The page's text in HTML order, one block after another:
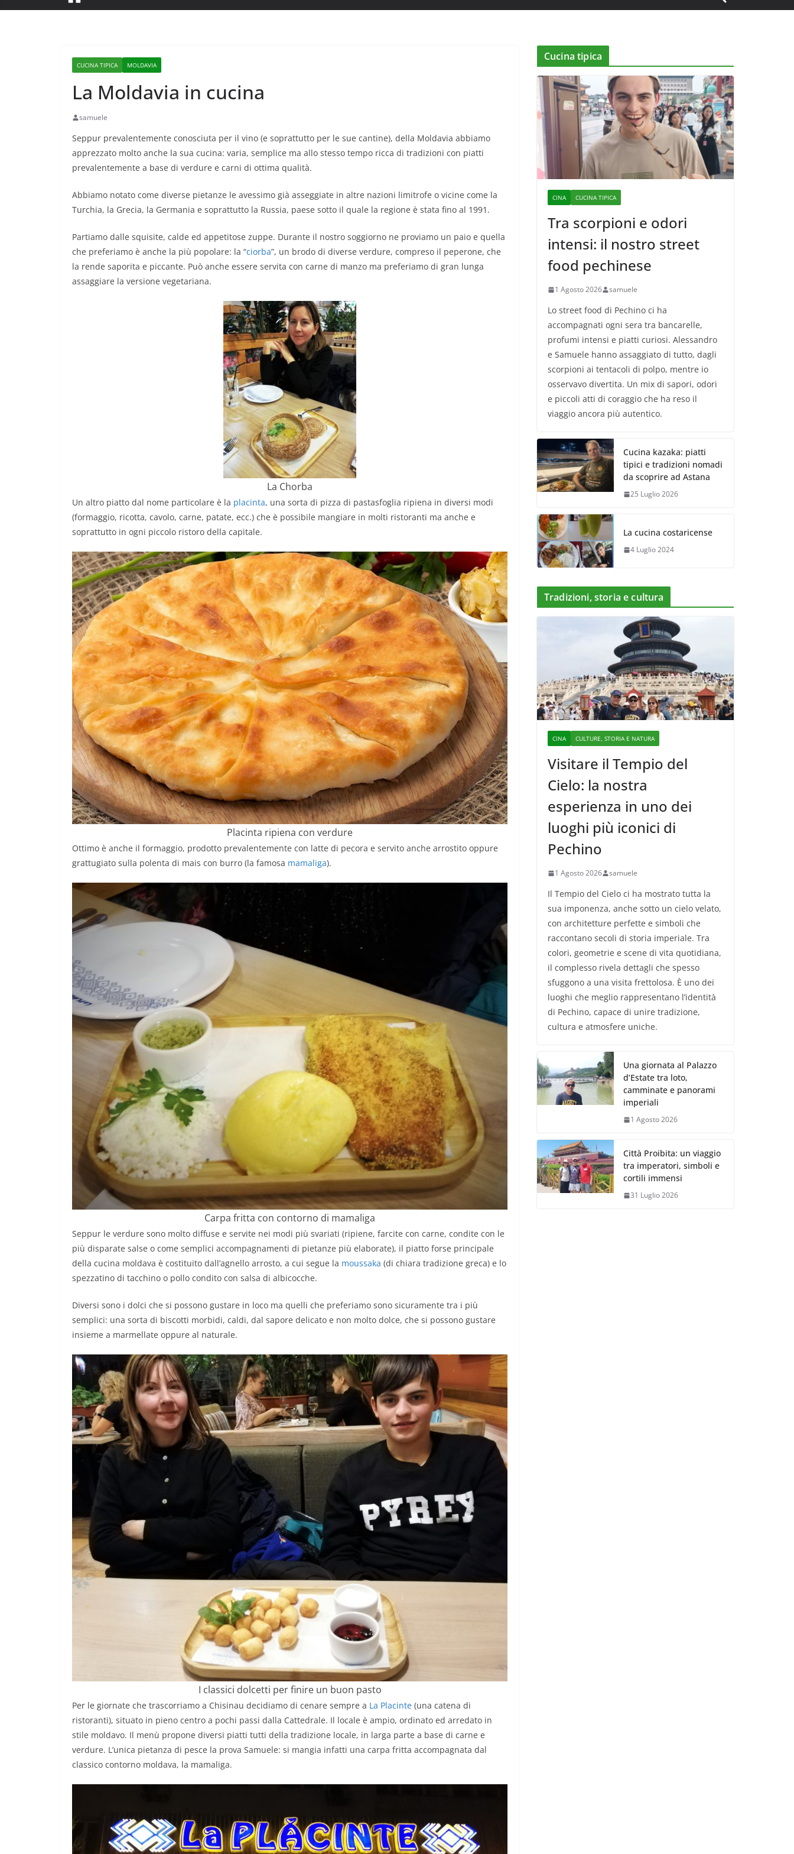
CUCINA TIPICA MOLDAVIA
La Moldavia in cucina
samuele
Seppur prevalentemente conosciuta per il vino (e soprattutto per le sue cantine), della Moldavia abbiamo
apprezzato molto anche la sua cucina: varia, semplice ma allo stesso tempo ricca di tradizioni con piatti
prevalentemente a base di verdure e carni di ottima qualità.
Abbiamo notato come diverse pietanze le avessimo già asseggiate in altre nazioni limitrofe o vicine come la
Turchia, la Grecia, la Germania e soprattutto la Russia, paese sotto il quale la regione è stata fino al 1991.
Partiamo dalle squisite, calde ed appetitose zuppe. Durante il nostro soggiorno ne proviamo un paio e quella
che preferiamo è anche la più popolare: la “ciorba”, un brodo di diverse verdure, compreso il peperone, che
la rende saporita e piccante. Può anche essere servita con carne di manzo ma preferiamo di gran lunga
assaggiare la versione vegetariana.
La Chorba
Un altro piatto dal nome particolare è la placinta, una sorta di pizza di pastasfoglia ripiena in diversi modi
(formaggio, ricotta, cavolo, carne, patate, ecc.) che è possibile mangiare in molti ristoranti ma anche e
soprattutto in ogni piccolo ristoro della capitale.
Placinta ripiena con verdure
Ottimo è anche il formaggio, prodotto prevalentemente con latte di pecora e servito anche arrostito oppure
grattugiato sulla polenta di mais con burro (la famosa mamaliga).
Carpa fritta con contorno di mamaliga
Seppur le verdure sono molto diffuse e servite nei modi più svariati (ripiene, farcite con carne, condite con le
più disparate salse o come semplici accompagnamenti di pietanze più elaborate), il piatto forse principale
della cucina moldava è costituito dall’agnello arrosto, a cui segue la moussaka (di chiara tradizione greca) e lo
spezzatino di tacchino o pollo condito con salsa di albicocche.
Diversi sono i dolci che si possono gustare in loco ma quelli che preferiamo sono sicuramente tra i più
semplici: una sorta di biscotti morbidi, caldi, dal sapore delicato e non molto dolce, che si possono gustare
insieme a marmellate oppure al naturale.
I classici dolcetti per finire un buon pasto
Per le giornate che trascorriamo a Chisinau decidiamo di cenare sempre a La Placinte (una catena di
ristoranti), situato in pieno centro a pochi passi dalla Cattedrale. Il locale è ampio, ordinato ed arredato in
stile moldavo. Il menù propone diversi piatti tutti della tradizione locale, in larga parte a base di carne e
verdure. L’unica pietanza di pesce la prova Samuele: si mangia infatti una carpa fritta accompagnata dal
classico contorno moldava, la mamaliga.
Cucina tipica
CINA CUCINA TIPICA
Tra scorpioni e odori
intensi: il nostro street
food pechinese
1 Agosto 2026 samuele
Lo street food di Pechino ci ha
accompagnati ogni sera tra bancarelle,
profumi intensi e piatti curiosi. Alessandro
e Samuele hanno assaggiato di tutto, dagli
scorpioni ai tentacoli di polpo, mentre io
osservavo divertita. Un mix di sapori, odori
e piccoli atti di coraggio che ha reso il
viaggio ancora più autentico.
Cucina kazaka: piatti
tipici e tradizioni nomadi
da scoprire ad Astana
25 Luglio 2026
La cucina costaricense
4 Luglio 2024
Tradizioni, storia e cultura
CINA CULTURE, STORIA E NATURA
Visitare il Tempio del
Cielo: la nostra
esperienza in uno dei
luoghi più iconici di
Pechino
1 Agosto 2026 samuele
Il Tempio del Cielo ci ha mostrato tutta la
sua imponenza, anche sotto un cielo velato,
con architetture perfette e simboli che
raccontano secoli di storia imperiale. Tra
colori, geometrie e scene di vita quotidiana,
il complesso rivela dettagli che spesso
sfuggono a una visita frettolosa. È uno dei
luoghi che meglio rappresentano l’identità
di Pechino, capace di unire tradizione,
cultura e atmosfere uniche.
Una giornata al Palazzo
d’Estate tra loto,
camminate e panorami
imperiali
1 Agosto 2026
Città Proibita: un viaggio
tra imperatori, simboli e
cortili immensi
31 Luglio 2026